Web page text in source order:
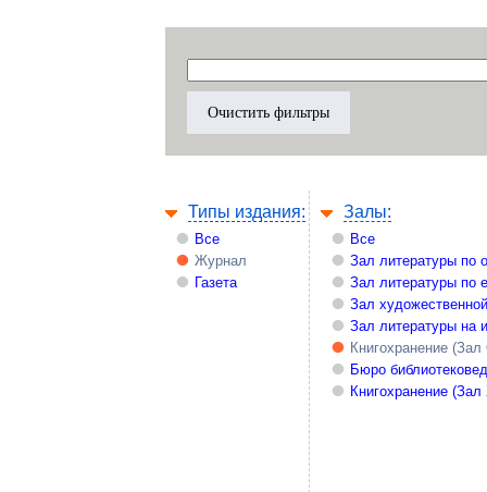
Типы издания:
Все
Журнал
Газета
Залы:
Все
Зал литературы по
Зал литературы по
Зал
Зал литературы на
Книгохранение
Бюро
Книгохранение